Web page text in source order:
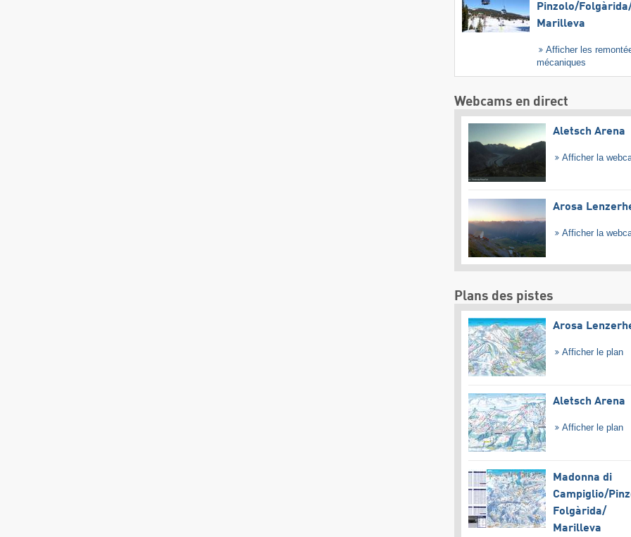
Pinzolo/​
Marilleva
Afficher les
mécaniques
Webcams en direct
Aletsch Arena
Afficher la
Arosa
Afficher la
Plans des pistes
Arosa
Afficher le plan
Aletsch Arena
Afficher le plan
Madonna di
Campiglio/​
Folgàrida/​
Marilleva